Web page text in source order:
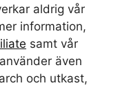
aldrig vår
information,
samt vår
även
och utkast,